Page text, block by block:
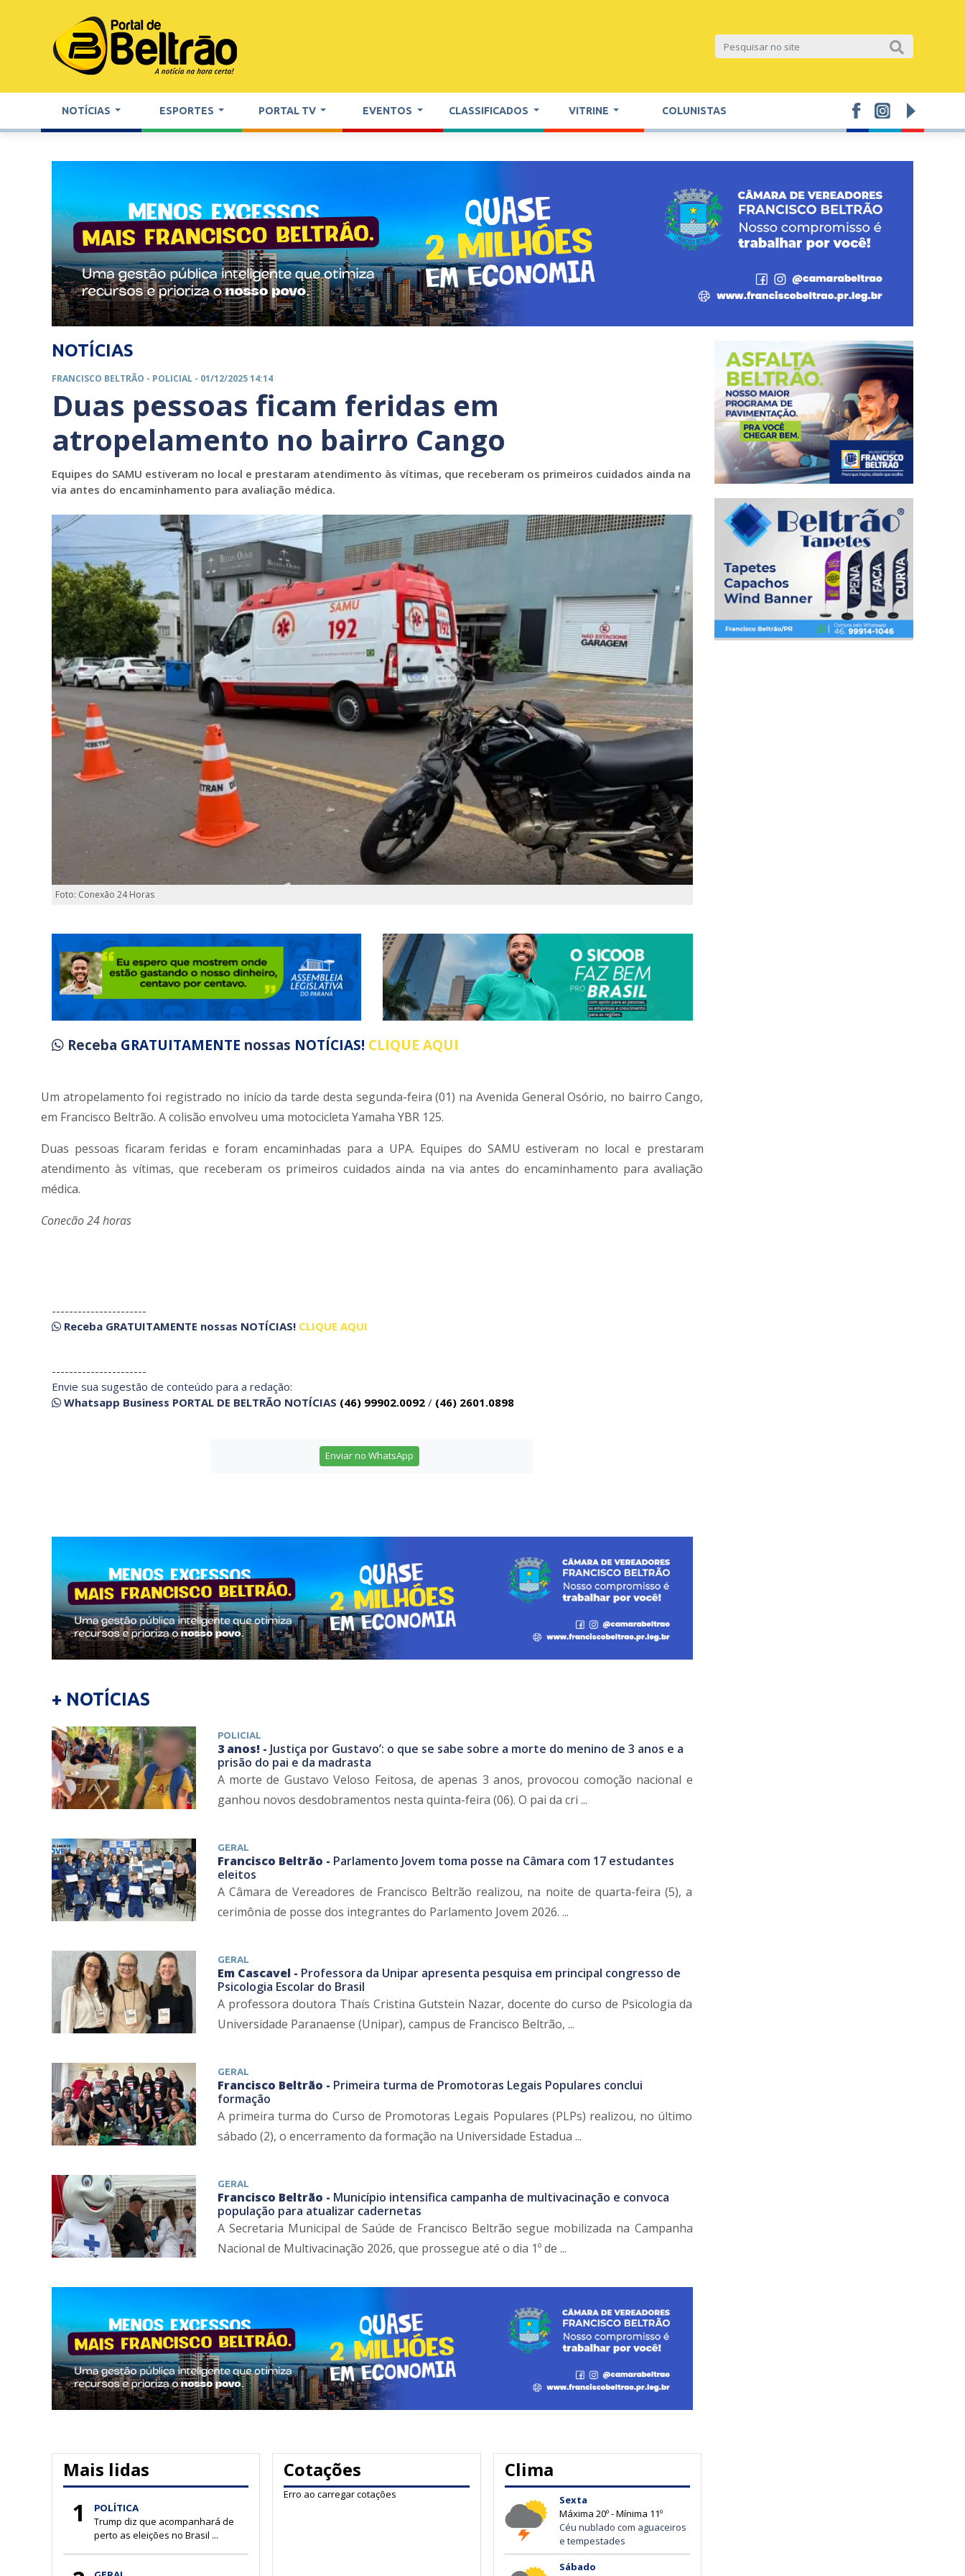
NOTÍCIAS ESPORTES PORTAL TV EVENTOS CLASSIFICADOS VITRINE COLUNISTAS
NOTÍCIAS
FRANCISCO BELTRÃO - POLICIAL - 01/12/2025 14:14
Duas pessoas ficam feridas em
atropelamento no bairro Cango
Equipes do SAMU estiveram no local e prestaram atendimento às vítimas, que receberam os primeiros cuidados ainda na
via antes do encaminhamento para avaliação médica.
Foto: Conexão 24 Horas
Receba GRATUITAMENTE nossas NOTÍCIAS! CLIQUE AQUI
Um atropelamento foi registrado no início da tarde desta segunda-feira (01) na Avenida General Osório, no bairro Cango,
em Francisco Beltrão. A colisão envolveu uma motocicleta Yamaha YBR 125.
Duas pessoas ficaram feridas e foram encaminhadas para a UPA. Equipes do SAMU estiveram no local e prestaram
atendimento às vítimas, que receberam os primeiros cuidados ainda na via antes do encaminhamento para avaliação
médica.
Conecão 24 horas
----------------------
Receba GRATUITAMENTE nossas NOTÍCIAS! CLIQUE AQUI
----------------------
Envie sua sugestão de conteúdo para a redação:
Whatsapp Business PORTAL DE BELTRÃO NOTÍCIAS (46) 99902.0092 / (46) 2601.0898
Enviar no WhatsApp
+ NOTÍCIAS
POLICIAL
3 anos! - Justiça por Gustavo’: o que se sabe sobre a morte do menino de 3 anos e a
prisão do pai e da madrasta
A morte de Gustavo Veloso Feitosa, de apenas 3 anos, provocou comoção nacional e
ganhou novos desdobramentos nesta quinta-feira (06). O pai da cri ...
GERAL
Francisco Beltrão - Parlamento Jovem toma posse na Câmara com 17 estudantes
eleitos
A Câmara de Vereadores de Francisco Beltrão realizou, na noite de quarta-feira (5), a
cerimônia de posse dos integrantes do Parlamento Jovem 2026. ...
GERAL
Em Cascavel - Professora da Unipar apresenta pesquisa em principal congresso de
Psicologia Escolar do Brasil
A professora doutora Thaís Cristina Gutstein Nazar, docente do curso de Psicologia da
Universidade Paranaense (Unipar), campus de Francisco Beltrão, ...
GERAL
Francisco Beltrão - Primeira turma de Promotoras Legais Populares conclui
formação
A primeira turma do Curso de Promotoras Legais Populares (PLPs) realizou, no último
sábado (2), o encerramento da formação na Universidade Estadua ...
GERAL
Francisco Beltrão - Município intensifica campanha de multivacinação e convoca
população para atualizar cadernetas
A Secretaria Municipal de Saúde de Francisco Beltrão segue mobilizada na Campanha
Nacional de Multivacinação 2026, que prossegue até o dia 1º de ...
Mais lidas
1 POLÍTICA
Trump diz que acompanhará de
perto as eleições no Brasil ...
Cotações
Erro ao carregar cotações
Clima
Sexta
Máxima 20º - Mínima 11º
Céu nublado com aguaceiros
e tempestades
Sábado